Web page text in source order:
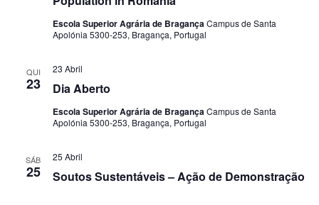
Escola Superior Agrária de Bragança Campus de Santa
Apolónia 5300-253, Bragança, Portugal
QUI
23 Dia Aberto
23 Abril
Escola Superior Agrária de Bragança Campus de Santa
Apolónia 5300-253, Bragança, Portugal
SÁB
25 Soutos Sustentáveis – Ação de Demonstração
25 Abril